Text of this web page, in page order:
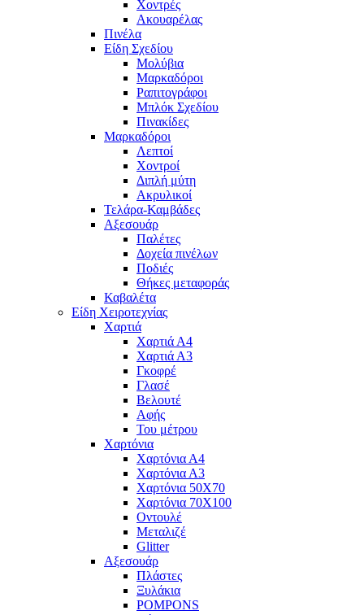
Χοντρές
Ακουαρέλας
Πινέλα
Είδη Σχεδίου
Μολύβια
Μαρκαδόροι
Ραπιτογράφοι
Μπλόκ Σχεδίου
Πινακίδες
Μαρκαδόροι
Λεπτοί
Χοντροί
Διπλή μύτη
Ακρυλικοί
Τελάρα-Καμβάδες
Αξεσουάρ
Παλέτες
Δοχεία πινέλων
Ποδιές
Θήκες μεταφοράς
Καβαλέτα
Είδη Χειροτεχνίας
Χαρτιά
Χαρτιά Α4
Χαρτιά Α3
Γκοφρέ
Γλασέ
Βελουτέ
Αφής
Του μέτρου
Χαρτόνια
Χαρτόνια Α4
Χαρτόνια Α3
Χαρτόνια 50Χ70
Χαρτόνια 70Χ100
Οντουλέ
Μεταλιζέ
Glitter
Αξεσουάρ
Πλάστες
Ξυλάκια
POMPONS